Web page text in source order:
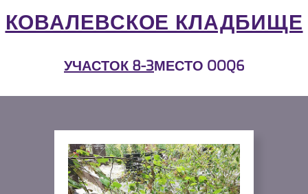
КОВАЛЕВСКОЕ КЛАДБИЩЕ
УЧАСТОК 8-3МЕСТО OOQ6